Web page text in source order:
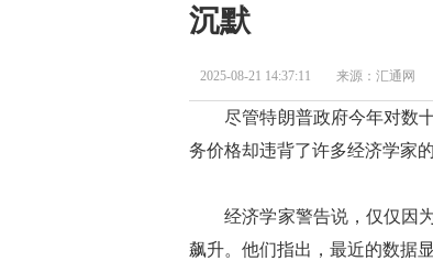
沉默
2025-08-21 14:37:11 来源：汇通网
尽管特朗普政府今年对数十
务价格却违背了许多经济学家
经济学家警告说，仅仅因为
飙升。他们指出，最近的数据